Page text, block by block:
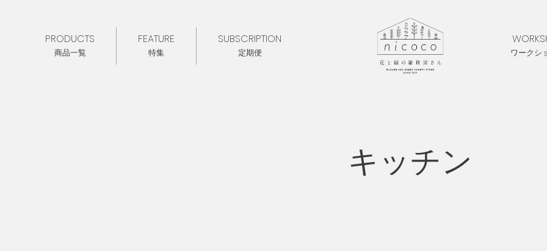
PRODUCTS
商品一覧
FEATURE
特集
SUBSCRIPTION
定期便 ワークシ
キッチン